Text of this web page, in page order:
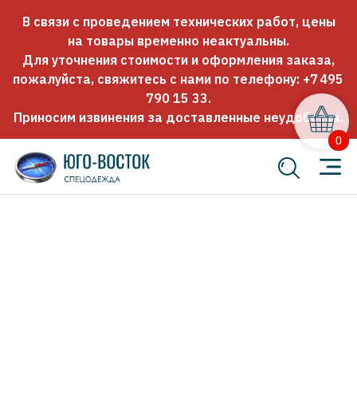
В связи с проведением технических работ, цены
на товары временно неактуальны.
Для уточнения стоимости и оформления заказа,
пожалуйста, свяжитесь с нами по телефону: +7 495
790 15 33.
Приносим извинения за доставленные неудобства.
0